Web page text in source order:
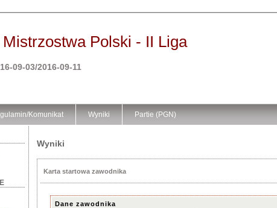
Polski - II Liga
09-03/2016-09-11
Komunikat Wyniki Partie (PGN)
Wyniki
Karta startowa zawodnika
Dane zawodnika